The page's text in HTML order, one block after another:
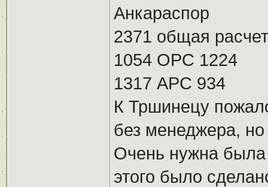
Анкараспор
2371 общая
1054 ОРС 1224
1317 АРС 934
К Тршинецу
без менеджера,
Очень нужна была
этого было